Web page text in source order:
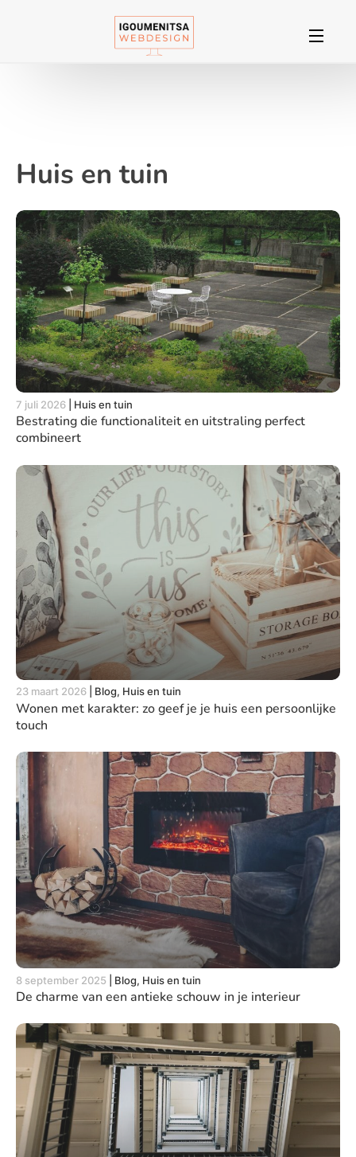
Huis en tuin
7 juli 2026 Huis en tuin
Bestrating die functionaliteit en uitstraling perfect
combineert
23 maart 2026 Blog, Huis en tuin
Wonen met karakter: zo geef je je huis een persoonlijke
touch
8 september 2025 Blog, Huis en tuin
De charme van een antieke schouw in je interieur